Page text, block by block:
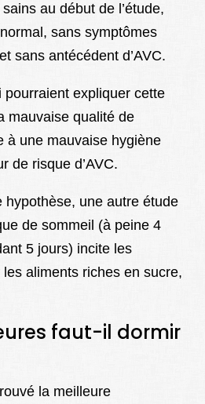
au début de l’étude,
sans symptômes
sans antécédent d’AVC.
pourraient expliquer cette
mauvaise qualité de
à une mauvaise hygiène
de risque d’AVC.
hypothèse, une autre étude
de sommeil (à peine 4
5 jours) incite les
aliments riches en sucre,
faut-il dormir
la meilleure